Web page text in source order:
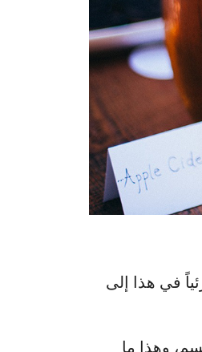
في هذا إلى
وهذا ما